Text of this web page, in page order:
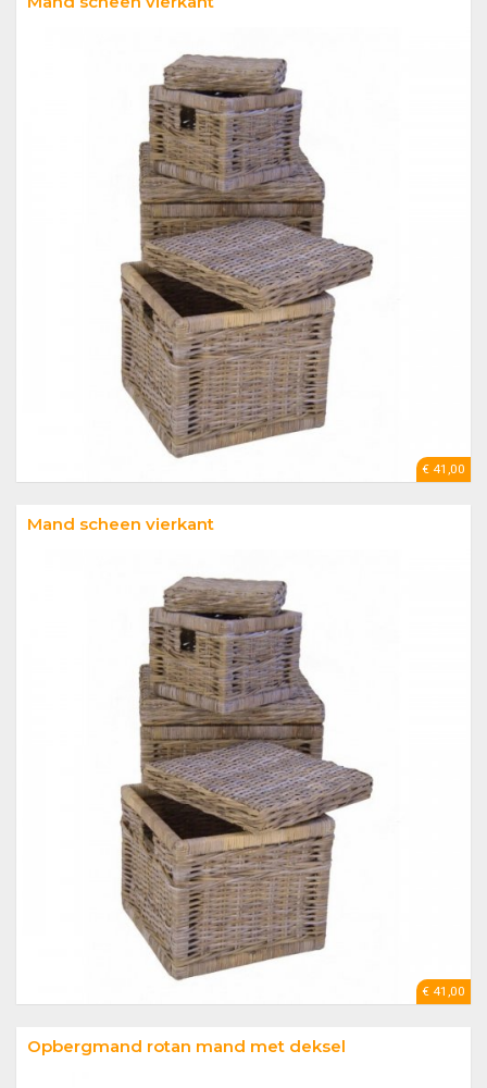
€ 41,00
Mand scheen vierkant
€ 41,00
Opbergmand rotan mand met deksel